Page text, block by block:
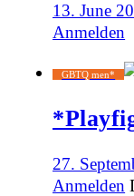
13. June
Anmelden
GBTQ men*
27.
Anmelden